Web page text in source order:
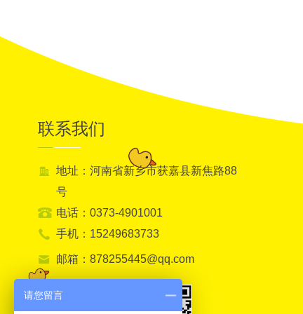
联系我们
地址：河南省新乡市获嘉县新焦路88
号
电话：0373-4901001
手机：15249683733
邮箱：878255445@qq.com
请您留言